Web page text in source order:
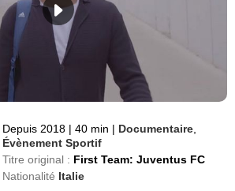
Depuis 2018 | 40 min | Documentaire
Évènement Sportif
Titre original : First Team: Juventus FC
Nationalité Italie